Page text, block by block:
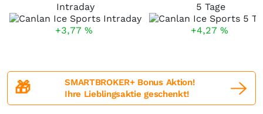
Intraday
+3,77 %
5 Tage
+4,27 %
🎁
SMARTBROKER+ Bonus Aktion!
Ihre Lieblingsaktie geschenkt!